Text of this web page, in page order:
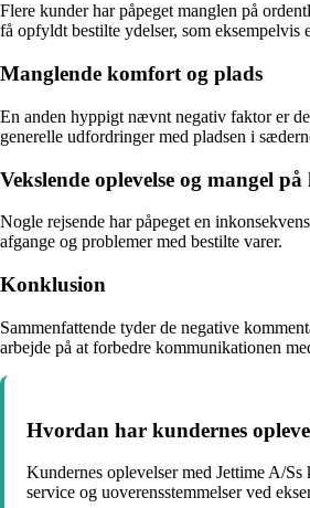
Flere kunder har påpeget manglen på
få opfyldt bestilte ydelser, som eksempelvis
Manglende komfort og plads
En anden hyppigt nævnt negativ faktor er
generelle udfordringer med pladsen i
Vekslende oplevelse og mangel på
Nogle rejsende har påpeget en
afgange og problemer med bestilte varer.
Konklusion
Sammenfattende tyder de negative
arbejde på at forbedre kommunikationen
Hvordan har kundernes
Kundernes oplevelser med Jettime A/
service og uoverensstemmelser ved